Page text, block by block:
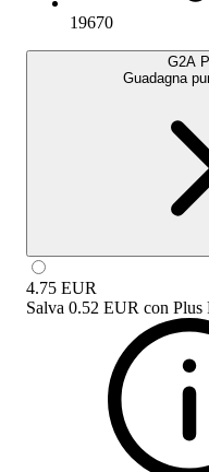
19670
G2A
Guadagna
4.75 EUR
Salva 0.52 EUR con Plus